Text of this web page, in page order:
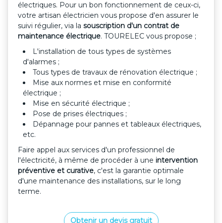
électriques. Pour un bon fonctionnement de ceux-ci,
votre artisan électricien vous propose d'en assurer le
suivi régulier, via la souscription d'un contrat de
maintenance électrique. TOURELEC vous propose ;
L'installation de tous types de systèmes
d'alarmes ;
Tous types de travaux de rénovation électrique ;
Mise aux normes et mise en conformité
électrique ;
Mise en sécurité électrique ;
Pose de prises électriques ;
Dépannage pour pannes et tableaux électriques,
etc.
Faire appel aux services d'un professionnel de
l'électricité, à même de procéder à une intervention
préventive et curative, c'est la garantie optimale
d'une maintenance des installations, sur le long
terme.
Obtenir un devis gratuit